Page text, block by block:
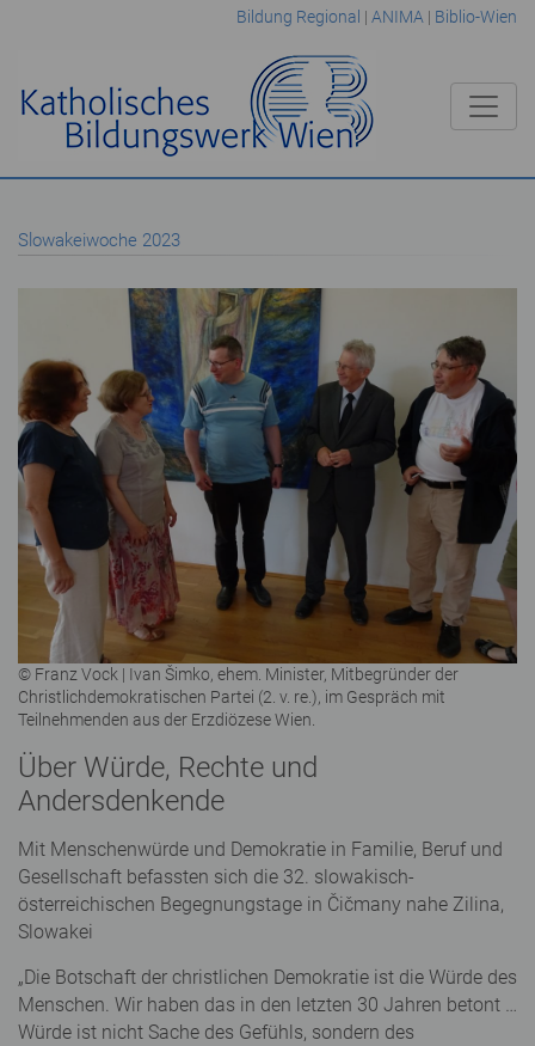
Bildung Regional | ANIMA | Biblio-Wien
Slowakeiwoche 2023
© Franz Vock | Ivan Šimko, ehem. Minister, Mitbegründer der
Christlichdemokratischen Partei (2. v. re.), im Gespräch mit
Teilnehmenden aus der Erzdiözese Wien.
Über Würde, Rechte und
Andersdenkende
Mit Menschenwürde und Demokratie in Familie, Beruf und
Gesellschaft befassten sich die 32. slowakisch-
österreichischen Begegnungstage in Čičmany nahe Zilina,
Slowakei
„Die Botschaft der christlichen Demokratie ist die Würde des
Menschen. Wir haben das in den letzten 30 Jahren betont …
Würde ist nicht Sache des Gefühls, sondern des